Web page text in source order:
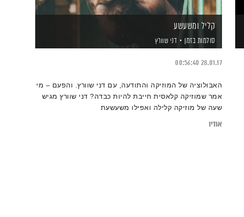
קליל ומשעשע
סולמות בזמן דני שוורץ
28.01.17
00:56:40
האבולוציה של המוזיקה והתודעה, עם דני שוורץ. והפעם – מי
אמר שמוזיקה קלאסית חייבת להיות כבדה? דני שוורץ מגיש
שעה של מוזיקה קלילה ואפילו משעשעת
אודיו